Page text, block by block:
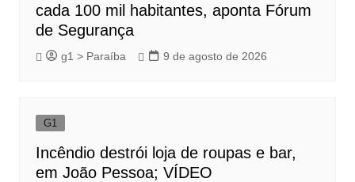
cada 100 mil habitantes, aponta Fórum
de Segurança
g1 > Paraíba 9 de agosto de 2026
G1
Incêndio destrói loja de roupas e bar,
em João Pessoa; VÍDEO